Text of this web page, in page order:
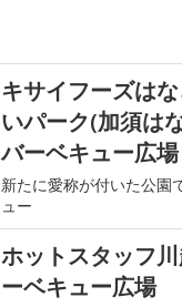
キサイフーズは
いパーク(加須は
バーベキュー広場
新たに愛称が付いた公園
ュー
ホットスタッフ
ーベキュー広場